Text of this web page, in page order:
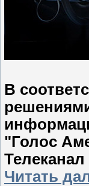
В
"Голос
Читать